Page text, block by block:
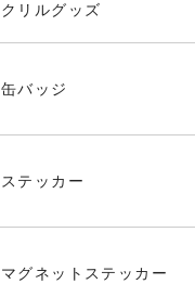
クリルグッズ
缶バッジ
ステッカー
マグネットステッカー